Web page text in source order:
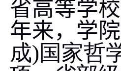
省高等学
年来，学
成)国家哲